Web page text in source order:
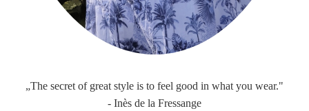
„The secret of great style is to feel good in what you wear."
- Inès de la Fressange